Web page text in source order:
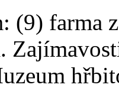
(9) farma